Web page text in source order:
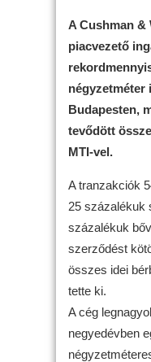
A Cushman &
piacvezető
négyzetméter
Budapesten,
tevődött
MTI-vel.
A tranzakciók
25 százalékuk
százalékuk
szerződést
összes idei
tette ki.
A cég
negyedévben